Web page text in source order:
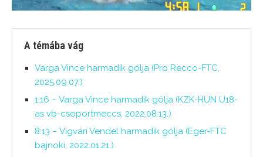
A témába vág
Varga Vince harmadik gólja (Pro Recco-FTC,
2025.09.07.)
1:16 – Varga Vince harmadik gólja (KZK-HUN U18-
as vb-csoportmeccs, 2022.08.13.)
8:13 – Vigvári Vendel harmadik gólja (Eger-FTC
bajnoki, 2022.01.21.)